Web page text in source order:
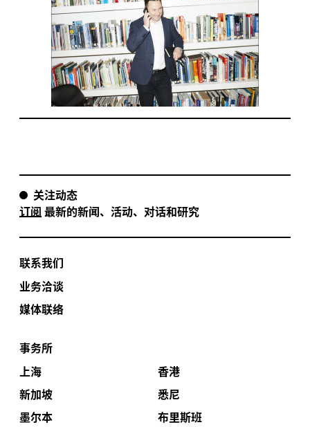
关注动态
订阅 最新的新闻、活动、对话和研究
联系我们
业务洽谈
媒体联络
事务所
上海
香港
新加坡
悉尼
墨尔本
布里斯班